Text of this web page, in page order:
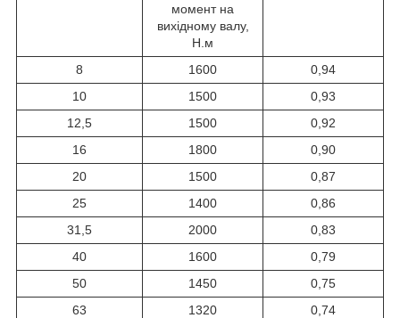
момент на
вихідному валу,
Н.м
8 1600
0,94
10
1500
0,93
12,5
1500
0,92
16
1800
0,90
20
1500
0,87
25
1400
0,86
31,5
2000
0,83
40
1600
0,79
50
1450
0,75
63
1320
0,74